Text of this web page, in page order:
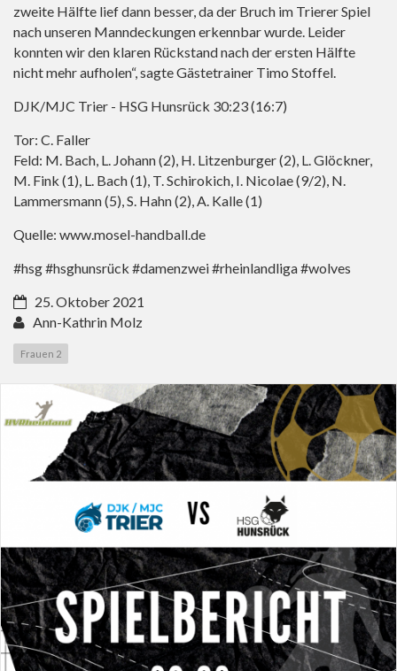
zweite Hälfte lief dann besser, da der Bruch im Trierer Spiel
nach unseren Manndeckungen erkennbar wurde. Leider
konnten wir den klaren Rückstand nach der ersten Hälfte
nicht mehr aufholen“, sagte Gästetrainer Timo Stoffel.
DJK/MJC Trier - HSG Hunsrück 30:23 (16:7)
Tor: C. Faller
Feld: M. Bach, L. Johann (2), H. Litzenburger (2), L. Glöckner,
M. Fink (1), L. Bach (1), T. Schirokich, I. Nicolae (9/2), N.
Lammersmann (5), S. Hahn (2), A. Kalle (1)
Quelle: www.mosel-handball.de
#hsg #hsghunsrück #damenzwei #rheinlandliga #wolves
25. Oktober 2021
Ann-Kathrin Molz
Frauen 2